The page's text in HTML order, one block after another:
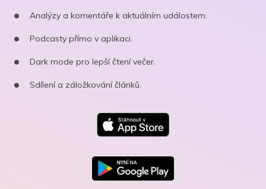
Analýzy a komentáře k aktuálním událostem.
Podcasty přímo v aplikaci.
Dark mode pro lepší čtení večer.
Sdílení a záložkování článků.